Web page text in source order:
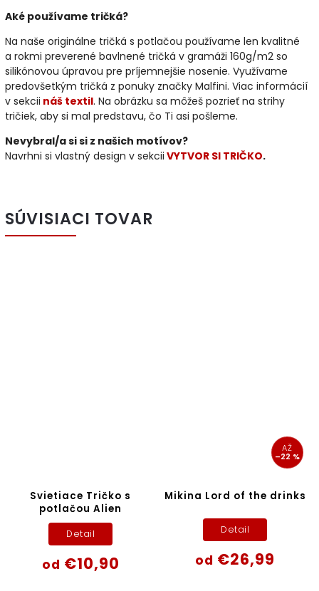
Aké používame tričká?
Na naše originálne tričká s potlačou používame len kvalitné
a rokmi preverené bavlnené tričká v gramáži 160g/m2 so
silikónovou úpravou pre príjemnejšie nosenie. Využívame
predovšetkým tričká z ponuky značky Malfini. Viac informácií
v sekcii náš textil. Na obrázku sa môžeš pozrieť na strihy
tričiek, aby si mal predstavu, čo Ti asi pošleme.
Nevybral/a si si z našich motívov?
Navrhni si vlastný design v sekcii VYTVOR SI TRIČKO.
SÚVISIACI TOVAR
Svietiace Tričko s
potlačou Alien
od €10,90
Detail
AŽ
–22 %
Mikina Lord of the drinks
od €26,99
Detail